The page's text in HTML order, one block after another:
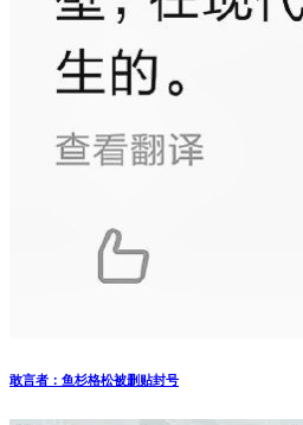
敢言者：鱼杉格松被删贴封号